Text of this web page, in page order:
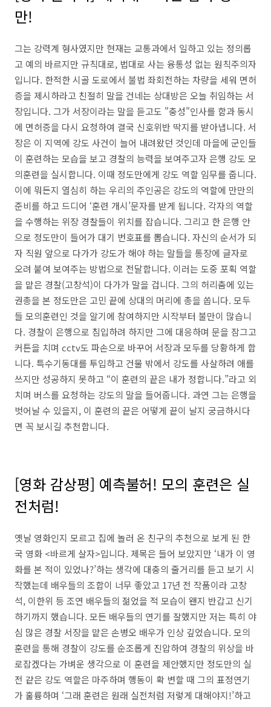
만!
그는 강력계 형사였지만 현재는 교통과에서 일하고 있는 정의롭
고 예의 바르지만 규칙대로, 법대로 사는 융통성 없는 원칙주의자
입니다. 한적한 시골 도로에서 불법 좌회전하는 차량을 세워 면허
증을 제시하라고 친절히 말을 건네는 상대방은 오늘 취임하는 서
장입니다. 그가 서장이라는 말을 듣고도 "충성"인사를 함과 동시
에 면허증을 다시 요청하여 결국 신호위반 딱지를 받아냅니다. 서
장은 이 지역에 강도 사건이 늘어 내려왔던 것인데 마을에 군인들
이 훈련하는 모습을 보고 경찰의 능력을 보여주고자 은행 강도 모
의훈련을 실시합니다. 이때 정도만에게 강도 역할 임무를 줍니다.
이에 뭐든지 열심히 하는 우리의 주인공은 강도의 역할에 만만의
준비를 하고 드디어 ‘훈련 개시’문자를 받게 됩니다. 각자의 역할
을 수행하는 위장 경찰들이 위치를 잡습니다. 그리고 한 은행 안
으로 정도만이 들어가 대기 번호표를 뽑습니다. 자신의 순서가 되
자 직원 앞으로 다가가 강도가 해야 하는 말들을 통장에 글자로
오려 붙여 보여주는 방법으로 전달합니다. 이러는 도중 포획 역할
을 맡은 경찰(고창석)이 다가가 말을 겁니다. 그의 허리춤에 있는
권총을 본 정도만은 고민 끝에 상대의 머리에 총을 쏩니다. 모두
들 모의훈련인 것을 알기에 참여하지만 시작부터 불만이 많습니
다. 경찰이 은행으로 침입하려 하지만 그에 대응하며 문을 잠그고
커튼을 치며 cctv도 파손으로 바꾸어 서장과 모두를 당황하게 합
니다. 특수기동대를 투입하고 건물 밖에서 강도를 사살하려 애를
쓰지만 성공하지 못하고 “이 훈련의 끝은 내가 정합니다.”라고 외
치며 버스를 요청하는 강도의 말을 들어줍니다. 과연 그는 은행을
벗어날 수 있을지, 이 훈련의 끝은 어떻게 끝이 날지 궁금하시다
면 꼭 보시길 추천합니다.
[영화 감상평] 예측불허! 모의 훈련은 실
전처럼!
옛날 영화인지 모르고 집에 놀러 온 친구의 추천으로 보게 된 한
국 영화 <바르게 살자>입니다. 제목은 들어 보았지만 ‘내가 이 영
화를 본 적이 있었나?’하는 생각에 대충의 줄거리를 듣고 보기 시
작했는데 배우들의 조합이 너무 좋았고 17년 전 작품이라 고창
석, 이한위 등 조연 배우들의 젊었을 적 모습이 왠지 반갑고 신기
하기까지 했습니다. 모든 배우들의 연기를 잘했지만 저는 특히 야
심 많은 경찰 서장을 맡은 손병오 배우가 인상 깊었습니다. 모의
훈련을 통해 경찰이 강도를 순조롭게 진압하여 경찰의 위상을 바
로잡겠다는 가벼운 생각으로 이 훈련을 제안했지만 정도만의 실
전 같은 강도 역할은 마주하며 행동이 확 변할 때 그의 표정연기
가 훌륭하며 ‘그래 훈련은 원래 실전처럼 저렇게 대해야지!’하고